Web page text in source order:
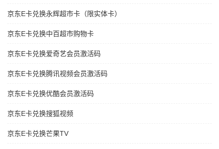
京东E卡兑换永辉超市卡（限实体卡）
京东E卡兑换中百超市购物卡
京东E卡兑换爱奇艺会员激活码
京东E卡兑换腾讯视频会员激活码
京东E卡兑换优酷会员激活码
京东E卡兑换搜狐视频
京东E卡兑换芒果TV